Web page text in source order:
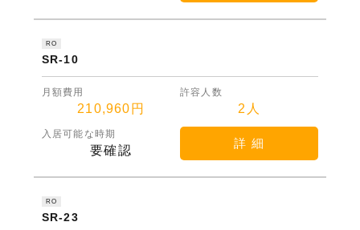
RO
SR-10
月額費用
210,960円
許容人数
2人
入居可能な時期
要確認
詳 細
RO
SR-23